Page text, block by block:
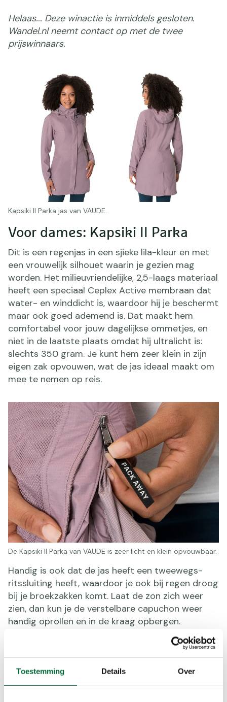
Toestemming Details Over
Helaas... Deze winactie is inmiddels gesloten.
Wandel.nl neemt contact op met de twee
prijswinnaars.
Voor dames: Kapsiki II Parka
Dit is een regenjas in een sjieke lila-kleur en met
een vrouwelijk silhouet waarin je gezien mag
worden. Het milieuvriendelijke, 2,5-laags materiaal
heeft een speciaal Ceplex Active membraan dat
water- en winddicht is, waardoor hij je beschermt
maar ook goed ademend is. Dat maakt hem
comfortabel voor jouw dagelijkse ommetjes, en
niet in de laatste plaats omdat hij ultralicht is:
slechts 350 gram. Je kunt hem zeer klein in zijn
eigen zak opvouwen, wat de jas ideaal maakt om
mee te nemen op reis.
Kapsiki II Parka jas van VAUDE.
De Kapsiki II Parka van VAUDE is zeer licht en klein opvouwbaar.
Handig is ook dat de jas heeft een tweewegs-
ritssluiting heeft, waardoor je ook bij regen droog
bij je broekzakken komt. Laat de zon zich weer
zien, dan kun je de verstelbare capuchon weer
handig oprollen en in de kraag opbergen.
Opbergruimte kun je nooit genoeg hebben, dus
het is prettig dat de jas 2 steekzakken met
ritssluiting en 1 voorvak heeft.
Kleur: lilac dusk